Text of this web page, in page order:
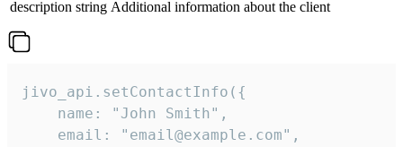
description string Additional information about the client
jivo_api.setContactInfo({
    name: "John Smith",
    email: "email@example.com",